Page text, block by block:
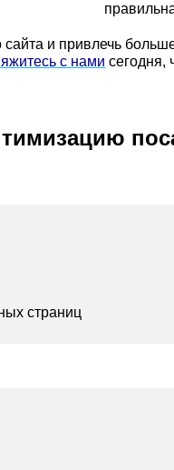
и привлечь
с нами сегодня,
страниц